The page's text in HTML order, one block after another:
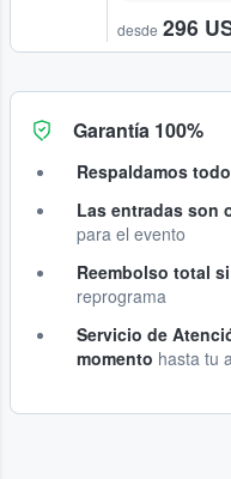
desde 296
Garantía 100%
Respaldamos
Las entradas son
para el evento
Reembolso total
reprograma
Servicio de
momento hasta tu